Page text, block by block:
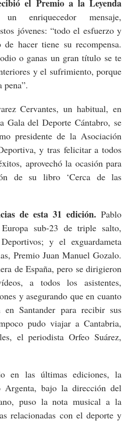
el Premio a la Leyenda
enriquecedor mensaje,
jóvenes: “todo el esfuerzo y
hacer tiene su recompensa.
o ganas un gran título se te
y el sufrimiento, porque
Cervantes, un habitual, en
Gala del Deporte Cántabro, se
presidente de la Asociación
y tras felicitar a todos
aprovechó la ocasión para
de su libro ‘Cerca de las
de esta 31 edición. Pablo
sub-23 de triple salto,
y el exguardameta
Premio Juan Manuel Gozalo.
de España, pero se dirigieron
a todos los asistentes,
y asegurando que en cuanto
en Santander para recibir sus
pudo viajar a Cantabria,
el periodista Orfeo Suárez,
en las últimas ediciones, la
Argenta, bajo la dirección del
puso la nota musical a la
relacionadas con el deporte y